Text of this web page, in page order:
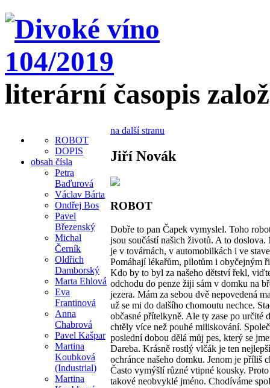
literární časopis
ROBOT
DOPIS
obsah čísla
Petra
Baďurová
Václav Bárta
Ondřej Bos
Pavel
Březenský
Michal
Černík
Oldřich
Damborský
Marta Ehlová
Eva
Frantinová
Anna
Chabrová
Pavel Kašpar
Martina
Koubková
(Industrial)
Martina
na další stranu
Jiří Novák
ROBOT
Dobře to pan Čapek vymyslel. Toho
jsou součástí našich životů. A to doslova.
je v továrnách, v automobilkách i ve
Pomáhají lékařům, pilotům i obyčejným
Kdo by to byl za našeho dětství řekl,
odchodu do penze žiji sám v domku na
jezera. Mám za sebou dvě nepovedená
už se mi do dalšího chomoutu nechce.
občasné přítelkyně. Ale ty zase po určité
chtěly více než pouhé miliskování.
poslední dobou dělá můj pes, který se
Dareba. Krásně rostlý vlčák je ten
ochránce našeho domku. Jenom je příliš
Často vymýšlí různé vtipné kousky.
takové neobvyklé jméno. Chodíváme